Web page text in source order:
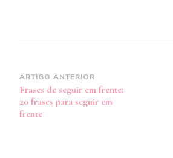
Navegação
de
post
ARTIGO ANTERIOR
Frases de seguir em frente:
20 frases para seguir em
frente